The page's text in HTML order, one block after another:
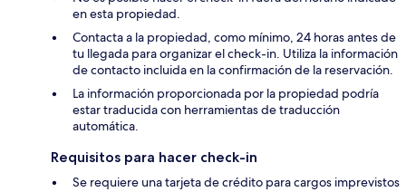
en esta propiedad.
Contacta a la propiedad, como mínimo, 24 horas antes de
tu llegada para organizar el check-in. Utiliza la información
de contacto incluida en la confirmación de la reservación.
La información proporcionada por la propiedad podría
estar traducida con herramientas de traducción
automática.
Requisitos para hacer check-in
Se requiere una tarjeta de crédito para cargos imprevistos